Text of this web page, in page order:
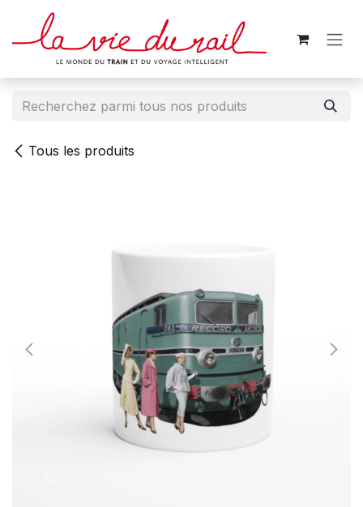
Se rendre au contenu
Tous les produits